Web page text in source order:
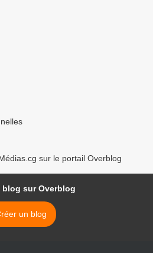
sur le portail Overblog
blog sur Overblog
un blog